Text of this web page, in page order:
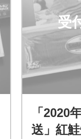
受
「2020
送」紅